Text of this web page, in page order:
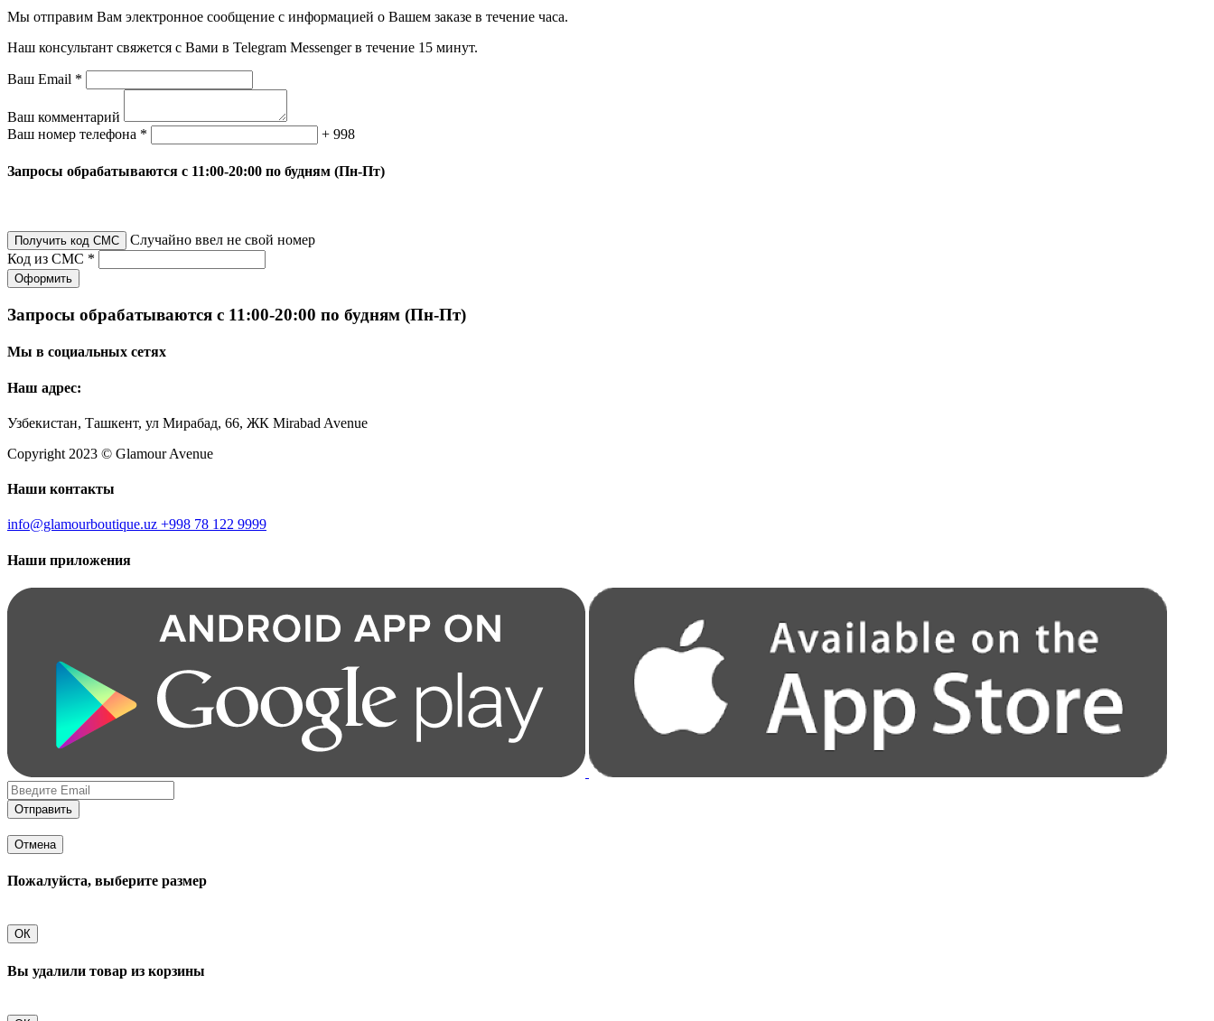
Мы отправим Вам электронное сообщение с информацией о Вашем заказе в течение часа.
Наш консультант свяжется с Вами в Telegram Messenger в течение 15 минут.
Ваш Email *
Ваш комментарий
Ваш номер телефона *
+ 998
Запросы обрабатываются с 11:00-20:00 по будням (Пн-Пт)
Получить код СМС
Случайно ввел не свой номер
Код из СМС *
Оформить
Запросы обрабатываются с 11:00-20:00 по будням (Пн-Пт)
Мы в социальных сетях
Наш адрес:
Узбекистан, Ташкент, ул Мирабад, 66, ЖК Mirabad Avenue
Copyright 2023 © Glamour Avenue
Наши контакты
info@glamourboutique.uz +998 78 122 9999
Наши приложения
Отправить
Отмена
Пожалуйста, выберите размер
ОК
Вы удалили товар из корзины